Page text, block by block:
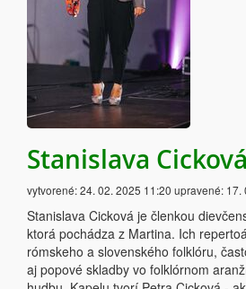
Stanislava Cicková
vytvorené:24. 02. 2025 11:20 upravené: 17.
Stanislava Cicková je členkou
ktorá pochádza z Martina. Ich
rómskeho a slovenského folklóru,
aj popové skladby vo folklórnom